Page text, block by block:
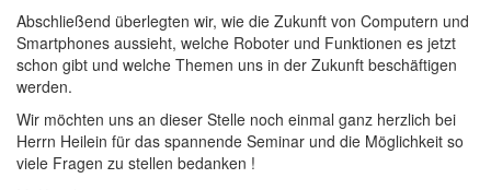
Abschließend überlegten wir, wie die Zukunft von Computern und
Smartphones aussieht, welche Roboter und Funktionen es jetzt
schon gibt und welche Themen uns in der Zukunft beschäftigen
werden.
Wir möchten uns an dieser Stelle noch einmal ganz herzlich bei
Herrn Heilein für das spannende Seminar und die Möglichkeit so
viele Fragen zu stellen bedanken !